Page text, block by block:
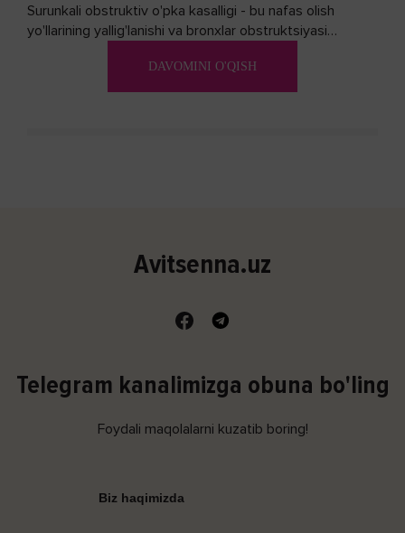
Surunkali obstruktiv o'pka kasalligi - bu nafas olish
yo'llarining yallig'lanishi va bronxlar obstruktsiyasi
DAVOMINI O'QISH
Avitsenna.uz
Telegram kanalimizga obuna bo'ling
Foydali maqolalarni kuzatib boring!
Biz haqimizda